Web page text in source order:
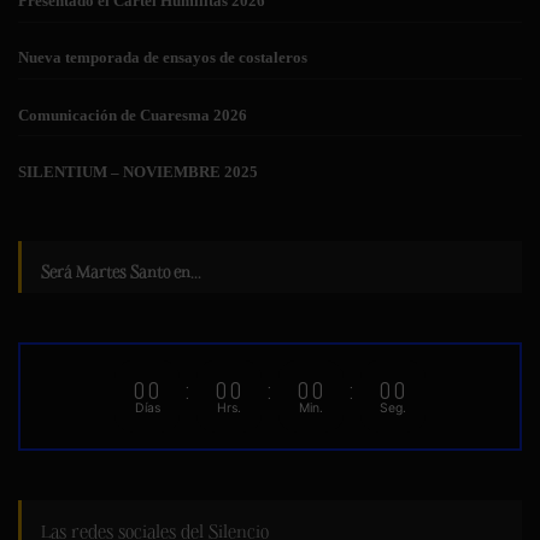
Nueva temporada de ensayos de costaleros
Comunicación de Cuaresma 2026
SILENTIUM – NOVIEMBRE 2025
Será Martes Santo en...
00
Días
: 00
Hrs.
: 00
Min.
: 00
Seg.
Las redes sociales del Silencio